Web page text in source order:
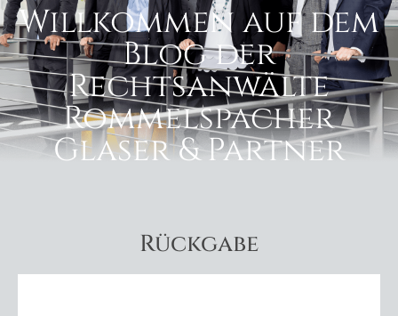
Willkommen auf dem
Blog der
Rechtsanwälte
Rommelspacher
Glaser & Partner
Rückgabe